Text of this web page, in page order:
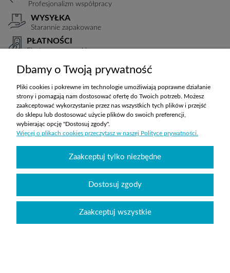
Profesjonalizm współpracy
WYSYŁKA
Starannie zapakowane
PŁATNOŚCI
Elastyczne warunki
TRANSPORT
Koszty ustalane indywidualnie
ZAKUPY
POMOC
MOJE KONTO
INFORMACJE
Wyposażenie szkół sklepabcwyposazenia.pl|handlowy@abcwyposazenia.pl
Tel:91 307 91 00| Johna Baildona 24C lok. 25 | NIP: 6342856894 | REGON:
Dbamy o Twoją prywatność
Pliki cookies i pokrewne im technologie umożliwiają poprawne działanie
strony i pomagają nam dostosować ofertę do Twoich potrzeb. Możesz
zaakceptować wykorzystanie przez nas wszystkich tych plików i przejść
do sklepu lub dostosować użycie plików do swoich preferencji,
wybierając opcję "Dostosuj zgody".
Więcej o plikach cookies przeczytasz w naszej Polityce prywatności.
Zaakceptuj tylko niezbędne
Dostosuj zgody
Zaakceptuj wszystkie